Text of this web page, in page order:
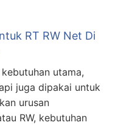
RT RW Net Di
utama,
juga dipakai untuk
urusan
RW, kebutuhan